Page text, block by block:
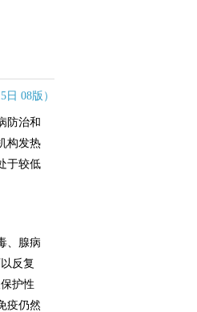
日 08版）
防治和
构发热
于较低
、腺病
反复
护性
疫仍然